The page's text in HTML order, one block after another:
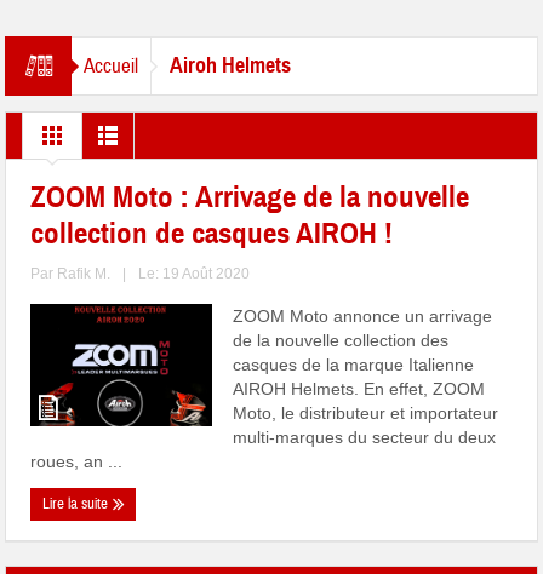
Accueil Airoh Helmets
ZOOM Moto : Arrivage de la nouvelle
collection de casques AIROH !
Par Rafik M. Le: 19 Août 2020
ZOOM Moto annonce un arrivage
de la nouvelle collection des
casques de la marque Italienne
AIROH Helmets. En effet, ZOOM
Moto, le distributeur et importateur
multi-marques du secteur du deux
roues, an ...
Lire la suite